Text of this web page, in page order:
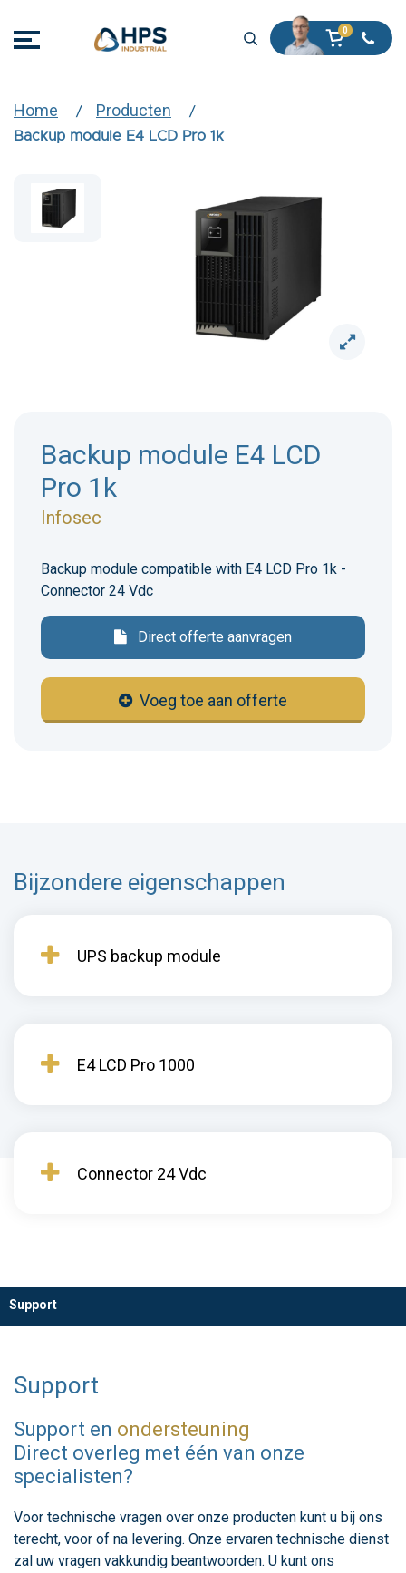
Home Producten
Backup module E4 LCD Pro 1k
Backup module E4 LCD
Pro 1k
Infosec
Backup module compatible with E4 LCD Pro 1k -
Connector 24 Vdc
Direct offerte aanvragen
Voeg toe aan offerte
Bijzondere eigenschappen
UPS backup module
E4 LCD Pro 1000
Connector 24 Vdc
Support
Support
Support en ondersteuning
Direct overleg met één van onze
specialisten?
Voor technische vragen over onze producten kunt u bij ons
terecht, voor of na levering. Onze ervaren technische dienst
zal uw vragen vakkundig beantwoorden. U kunt ons